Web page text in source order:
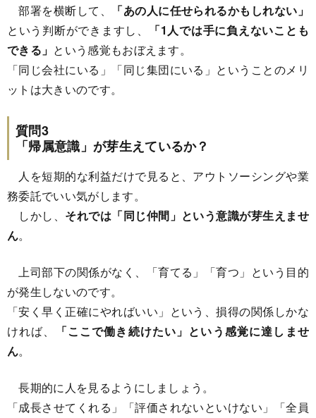
部署を横断して、
「あの人に任せられるかもしれない」
という判断ができますし、
「1人では手に負えないことも
できる」 という感覚もおぼえます。
「同じ会社にいる」「同じ集団にいる」ということのメリ
ットは大きいのです。
質問3
「帰属意識」が芽生えているか？
人を短期的な利益だけで見ると、アウトソーシングや業
務委託でいい気がします。
しかし、 それでは「同じ仲間」という意識が芽生えませ
ん。
上司部下の関係がなく、「育てる」「育つ」という目的
が発生しないのです。
「安く早く正確にやればいい」という、損得の関係しかな
ければ、
「ここで働き続けたい」という感覚に達しませ
ん。
長期的に人を見るようにしましょう。
「成長させてくれる」「評価されないといけない」「全員